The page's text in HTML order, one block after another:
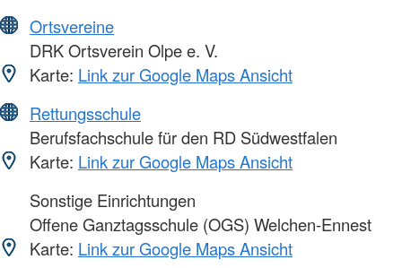
Ortsvereine
DRK Ortsverein Olpe e. V.
Karte: Link zur Google Maps Ansicht
Rettungsschule
Berufsfachschule für den RD Südwestfalen
Karte: Link zur Google Maps Ansicht
Sonstige Einrichtungen
Offene Ganztagsschule (OGS) Welchen-Ennest
Karte: Link zur Google Maps Ansicht